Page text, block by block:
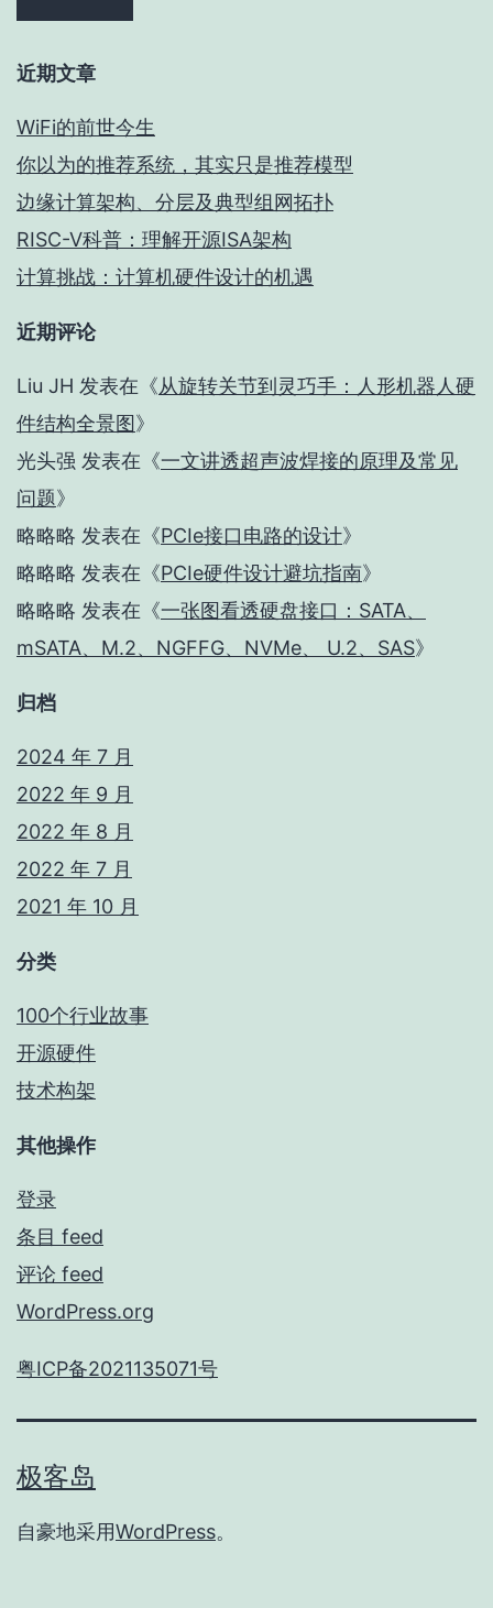
近期文章
WiFi的前世今生
你以为的推荐系统，其实只是推荐模型
边缘计算架构、分层及典型组网拓扑
RISC-V科普：理解开源ISA架构
计算挑战：计算机硬件设计的机遇
近期评论
Liu JH 发表在《从旋转关节到灵巧手：人形机器人硬
件结构全景图》
光头强 发表在《一文讲透超声波焊接的原理及常见
问题》
略略略 发表在《PCIe接口电路的设计》
略略略 发表在《PCIe硬件设计避坑指南》
略略略 发表在《一张图看透硬盘接口：SATA、
mSATA、M.2、NGFFG、NVMe、 U.2、SAS》
归档
2024 年 7 月
2022 年 9 月
2022 年 8 月
2022 年 7 月
2021 年 10 月
分类
100个行业故事
开源硬件
技术构架
其他操作
登录
条目 feed
评论 feed
WordPress.org
粤ICP备2021135071号
极客岛
自豪地采用WordPress。